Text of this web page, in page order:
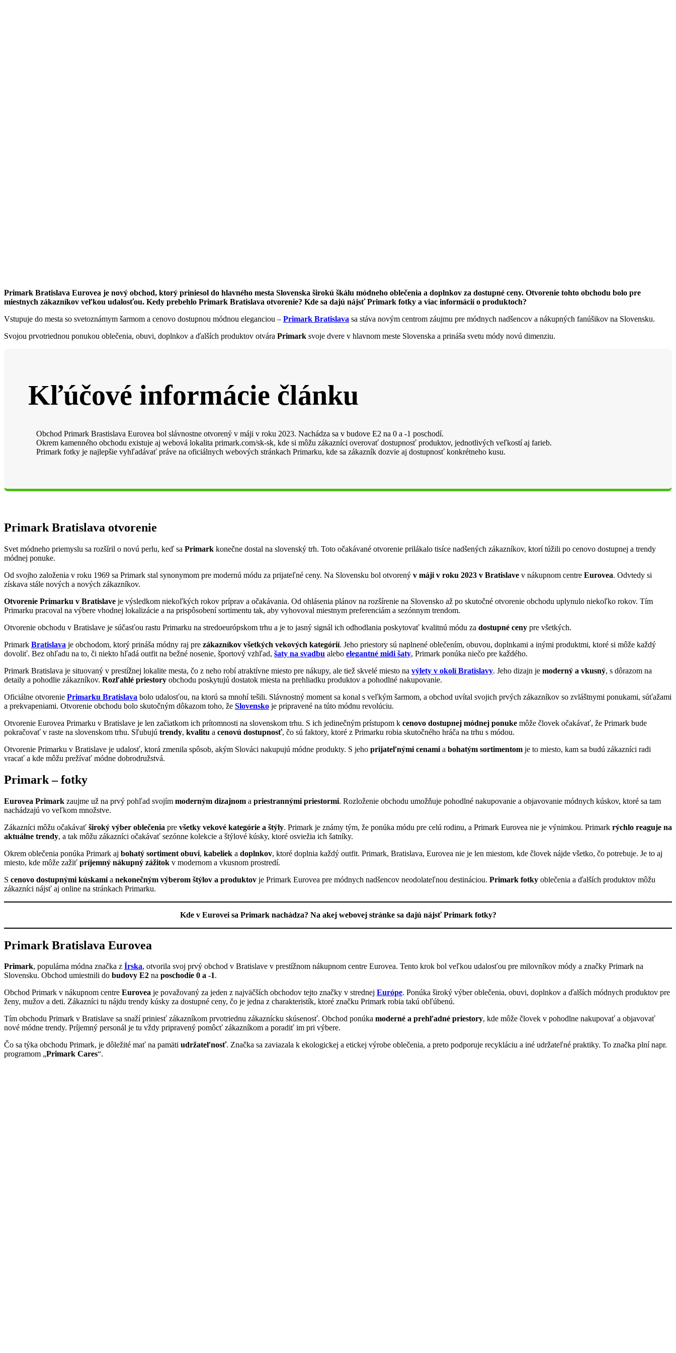
Primark Bratislava Eurovea je nový obchod, ktorý priniesol do hlavného mesta Slovenska širokú škálu módneho oblečenia a doplnkov za dostupné ceny. Otvorenie tohto obchodu bolo pre
miestnych zákazníkov veľkou udalosťou. Kedy prebehlo Primark Bratislava otvorenie? Kde sa dajú nájsť Primark fotky a viac informácií o produktoch?
Vstupuje do mesta so svetoznámym šarmom a cenovo dostupnou módnou eleganciou – Primark Bratislava sa stáva novým centrom záujmu pre módnych nadšencov a nákupných fanúšikov na Slovensku.
Svojou prvotriednou ponukou oblečenia, obuvi, doplnkov a ďalších produktov otvára Primark svoje dvere v hlavnom meste Slovenska a prináša svetu módy novú dimenziu.
Kľúčové informácie článku
Obchod Primark Brastislava Eurovea bol slávnostne otvorený v máji v roku 2023. Nachádza sa v budove E2 na 0 a -1 poschodí.
Okrem kamenného obchodu existuje aj webová lokalita primark.com/sk-sk, kde si môžu zákazníci overovať dostupnosť produktov, jednotlivých veľkostí aj farieb.
Primark fotky je najlepšie vyhľadávať práve na oficiálnych webových stránkach Primarku, kde sa zákazník dozvie aj dostupnosť konkrétneho kusu.
Primark Bratislava otvorenie
Svet módneho priemyslu sa rozšíril o novú perlu, keď sa Primark konečne dostal na slovenský trh. Toto očakávané otvorenie prilákalo tisíce nadšených zákazníkov, ktorí túžili po cenovo dostupnej a trendy
módnej ponuke.
Od svojho založenia v roku 1969 sa Primark stal synonymom pre modernú módu za prijateľné ceny. Na Slovensku bol otvorený v máji v roku 2023 v Bratislave v nákupnom centre Eurovea. Odvtedy si
získava stále nových a nových zákazníkov.
Otvorenie Primarku v Bratislave je výsledkom niekoľkých rokov príprav a očakávania. Od ohlásenia plánov na rozšírenie na Slovensko až po skutočné otvorenie obchodu uplynulo niekoľko rokov. Tím
Primarku pracoval na výbere vhodnej lokalizácie a na prispôsobení sortimentu tak, aby vyhovoval miestnym preferenciám a sezónnym trendom.
Otvorenie obchodu v Bratislave je súčasťou rastu Primarku na stredoeurópskom trhu a je to jasný signál ich odhodlania poskytovať kvalitnú módu za dostupné ceny pre všetkých.
Primark Bratislava je obchodom, ktorý prináša módny raj pre zákazníkov všetkých vekových kategórií. Jeho priestory sú naplnené oblečením, obuvou, doplnkami a inými produktmi, ktoré si môže každý
dovoliť. Bez ohľadu na to, či niekto hľadá outfit na bežné nosenie, športový vzhľad, šaty na svadbu alebo elegantné midi šaty, Primark ponúka niečo pre každého.
Primark Bratislava je situovaný v prestížnej lokalite mesta, čo z neho robí atraktívne miesto pre nákupy, ale tiež skvelé miesto na výlety v okolí Bratislavy. Jeho dizajn je moderný a vkusný, s dôrazom na
detaily a pohodlie zákazníkov. Rozľahlé priestory obchodu poskytujú dostatok miesta na prehliadku produktov a pohodlné nakupovanie.
Oficiálne otvorenie Primarku Bratislava bolo udalosťou, na ktorú sa mnohí tešili. Slávnostný moment sa konal s veľkým šarmom, a obchod uvítal svojich prvých zákazníkov so zvláštnymi ponukami, súťažami
a prekvapeniami. Otvorenie obchodu bolo skutočným dôkazom toho, že Slovensko je pripravené na túto módnu revolúciu.
Otvorenie Eurovea Primarku v Bratislave je len začiatkom ich prítomnosti na slovenskom trhu. S ich jedinečným prístupom k cenovo dostupnej módnej ponuke môže človek očakávať, že Primark bude
pokračovať v raste na slovenskom trhu. Sľubujú trendy, kvalitu a cenovú dostupnosť, čo sú faktory, ktoré z Primarku robia skutočného hráča na trhu s módou.
Otvorenie Primarku v Bratislave je udalosť, ktorá zmenila spôsob, akým Slováci nakupujú módne produkty. S jeho prijateľnými cenami a bohatým sortimentom je to miesto, kam sa budú zákazníci radi
vracať a kde môžu prežívať módne dobrodružstvá.
Primark – fotky
Eurovea Primark zaujme už na prvý pohľad svojím moderným dizajnom a priestrannými priestormi. Rozloženie obchodu umožňuje pohodlné nakupovanie a objavovanie módnych kúskov, ktoré sa tam
nachádzajú vo veľkom množstve.
Zákazníci môžu očakávať široký výber oblečenia pre všetky vekové kategórie a štýly. Primark je známy tým, že ponúka módu pre celú rodinu, a Primark Eurovea nie je výnimkou. Primark rýchlo reaguje na
aktuálne trendy, a tak môžu zákazníci očakávať sezónne kolekcie a štýlové kúsky, ktoré osviežia ich šatníky.
Okrem oblečenia ponúka Primark aj bohatý sortiment obuvi, kabeliek a doplnkov, ktoré doplnia každý outfit. Primark, Bratislava, Eurovea nie je len miestom, kde človek nájde všetko, čo potrebuje. Je to aj
miesto, kde môže zažiť príjemný nákupný zážitok v modernom a vkusnom prostredí.
S cenovo dostupnými kúskami a nekonečným výberom štýlov a produktov je Primark Eurovea pre módnych nadšencov neodolateľnou destináciou. Primark fotky oblečenia a ďalších produktov môžu
zákazníci nájsť aj online na stránkach Primarku.
Kde v Eurovei sa Primark nachádza? Na akej webovej stránke sa dajú nájsť Primark fotky?
Primark Bratislava Eurovea
Primark, populárna módna značka z Írska, otvorila svoj prvý obchod v Bratislave v prestížnom nákupnom centre Eurovea. Tento krok bol veľkou udalosťou pre milovníkov módy a značky Primark na
Slovensku. Obchod umiestnili do budovy E2 na poschodie 0 a -1.
Obchod Primark v nákupnom centre Eurovea je považovaný za jeden z najväčších obchodov tejto značky v strednej Európe. Ponúka široký výber oblečenia, obuvi, doplnkov a ďalších módnych produktov pre
ženy, mužov a deti. Zákazníci tu nájdu trendy kúsky za dostupné ceny, čo je jedna z charakteristík, ktoré značku Primark robia takú obľúbenú.
Tím obchodu Primark v Bratislave sa snaží priniesť zákazníkom prvotriednu zákaznícku skúsenosť. Obchod ponúka moderné a prehľadné priestory, kde môže človek v pohodlne nakupovať a objavovať
nové módne trendy. Príjemný personál je tu vždy pripravený pomôcť zákazníkom a poradiť im pri výbere.
Čo sa týka obchodu Primark, je dôležité mať na pamäti udržateľnosť. Značka sa zaviazala k ekologickej a etickej výrobe oblečenia, a preto podporuje recykláciu a iné udržateľné praktiky. To značka plní napr.
programom „Primark Cares“.